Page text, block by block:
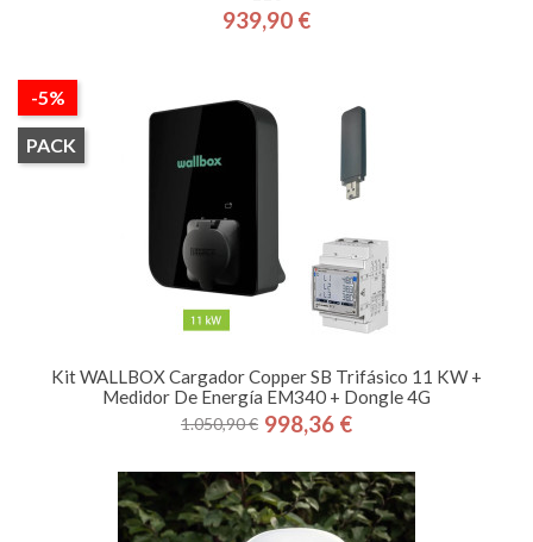
Precio
939,90 €
Kit WALLBOX Cargador Copper SB Trifásico 11 KW +
Medidor De Energía EM340 + Dongle 4G
Precio
1.050,90 € Precio
998,36 €
-5%
PACK